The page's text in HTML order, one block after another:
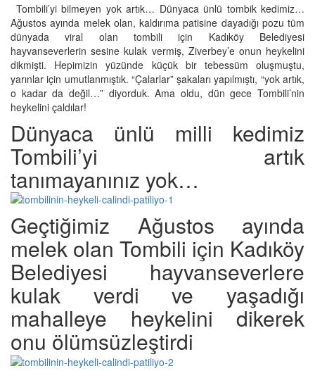
Tombili’yi bilmeyen yok artık… Dünyaca ünlü tombik kedimiz…
Ağustos ayında melek olan, kaldırıma patisine dayadığı pozu tüm
dünyada viral olan tombili için Kadıköy Belediyesi
hayvanseverlerin sesine kulak vermiş, Ziverbey’e onun heykelini
dikmişti. Hepimizin yüzünde küçük bir tebessüm oluşmuştu,
yarınlar için umutlanmıştık. “Çalarlar” şakaları yapılmıştı, “yok artık,
o kadar da değil…” diyorduk. Ama oldu, dün gece Tombili’nin
heykelini çaldılar!
Dünyaca ünlü milli kedimiz
Tombili’yi artık
tanımayanınız yok…
Geçtiğimiz Ağustos ayında
melek olan Tombili için Kadıköy
Belediyesi hayvanseverlere
kulak verdi ve yaşadığı
mahalleye heykelini dikerek
onu ölümsüzleştirdi